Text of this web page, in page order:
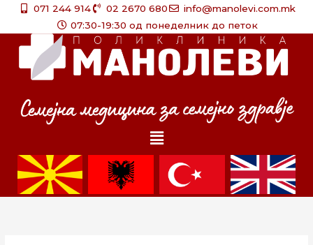
071 244 914 02 2670 680
info@manolevi.com.mk
07:30-19:30 од понеделник до петок
Menu